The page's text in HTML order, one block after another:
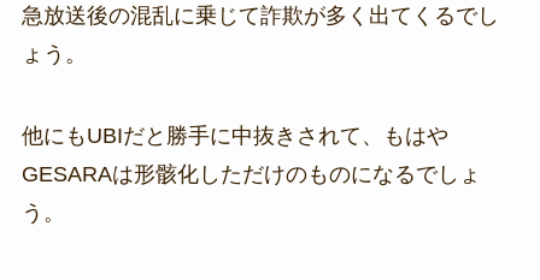
急放送後の混乱に乗じて詐欺が多く出てくるでし
ょう。
他にもUBIだと勝手に中抜きされて、もはや
GESARAは形骸化しただけのものになるでしょ
う。